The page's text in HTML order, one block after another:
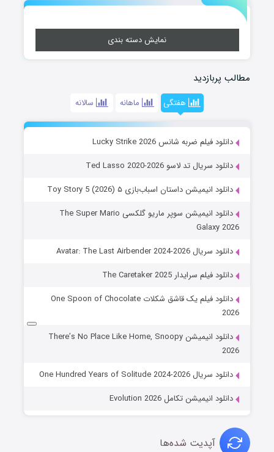
نمایش دسته بندی
مطالب پربازدید
هفتگی ماهانه سالانه
دانلود فیلم ضربه شانس Lucky Strike 2026
دانلود سریال تد لاسو Ted Lasso 2020-2026
دانلود انیمیشن داستان اسباب‌بازی ۵ Toy Story 5 (2026)
دانلود انیمیشن سوپر ماریو گلکسی The Super Mario
Galaxy 2026
دانلود سریال Avatar: The Last Airbender 2024-2026
دانلود فیلم سرایدار The Caretaker 2025
دانلود فیلم یک قاشق شکلات One Spoon of Chocolate
2026
دانلود انیمیشن There’s No Place Like Home, Snoopy
2026
دانلود سریال One Hundred Years of Solitude 2024-2026
دانلود انیمیشن تکامل Evolution 2026
آپدیت شده‌ها